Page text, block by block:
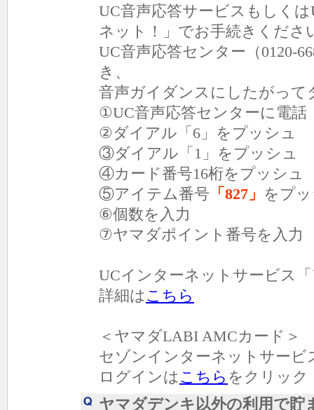
UC音声応答サービスもしく
ネット！」でお手続きくださ
UC音声応答センター（0120-
き、
音声ガイダンスにしたがっ
①UC音声応答センターに電話
②ダイアル「6」をプッシュ
③ダイアル「1」をプッシュ
④カード番号16桁をプッシュ
⑤アイテム番号 「827」 をプ
⑥個数を入力
⑦ヤマダポイント番号を入力
UCインターネットサービス
詳細は こちら
＜ヤマダLABI AMCカード＞
セゾンインターネットサービ
ログインは こちら をクリック
ヤマダデンキ以外の利用で